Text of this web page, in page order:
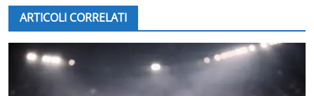
ARTICOLI CORRELATI